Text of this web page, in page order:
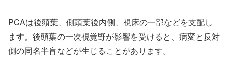
PCAは後頭葉、側頭葉後内側、視床の一部などを支配し
ます。後頭葉の一次視覚野が影響を受けると、病変と反対
側の同名半盲などが生じることがあります。